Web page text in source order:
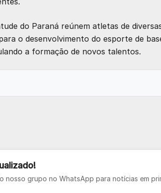
do Paraná reúnem atletas de
o desenvolvimento do esporte de
a formação de novos talentos.
nosso grupo no WhatsApp para notícias em